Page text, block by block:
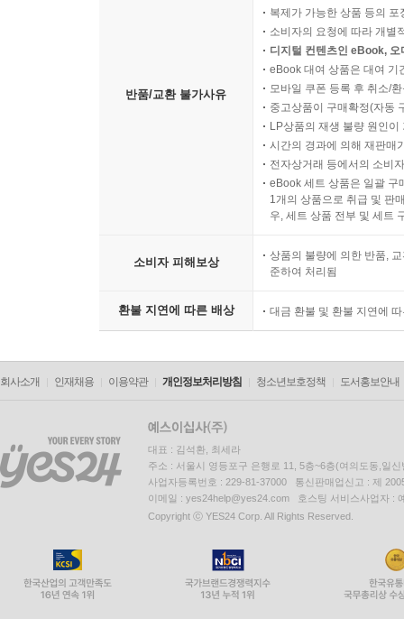
반품/교환 불가사유
복제가 가능한 상품 등의
소비자의 요청에 따라 개별
디지털 컨텐츠인 eBook,
eBook 대여 상품은 대여 기
모바일 쿠폰 등록 후 취소/
중고상품이 구매확정(자동
LP상품의 재생 불량 원인
시간의 경과에 의해 재판매
전자상거래 등에서의 소비
eBook 세트 상품은 일괄 구
1개의 상품으로 취급 및 판
우, 세트 상품 전부 및 세트
소비자 피해보상
상품의 불량에 의한 반품,
준하여 처리됨
환불 지연에 따른 배상 대금 환불 및 환불 지연에
회사소개 인재채용 이용약관 개인정보처리방침 청소년보호정책 도서홍보안내
대표 : 김석환, 최세라
주소 : 서울시 영등포구 은행로 11, 5층~6층(여의도동,일신
사업자등록번호 : 229-81-37000 통신판매업신고 : 제
이메일 : yes24help@yes24.com 호스팅 서비스사업자 :
Copyright ⓒ YES24 Corp. All Rights Reserved.